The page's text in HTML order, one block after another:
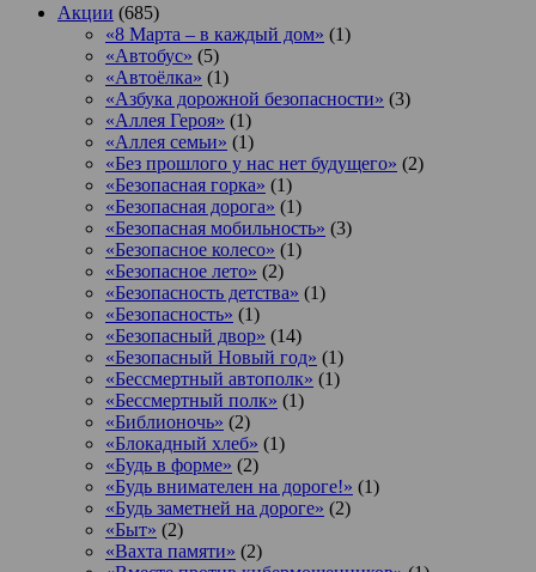
Акции (685)
«8 Марта – в каждый дом» (1)
«Автобус» (5)
«Автоёлка» (1)
«Азбука дорожной безопасности» (3)
«Аллея Героя» (1)
«Аллея семьи» (1)
«Без прошлого у нас нет будущего» (2)
«Безопасная горка» (1)
«Безопасная дорога» (1)
«Безопасная мобильность» (3)
«Безопасное колесо» (1)
«Безопасное лето» (2)
«Безопасность детства» (1)
«Безопасность» (1)
«Безопасный двор» (14)
«Безопасный Новый год» (1)
«Бессмертный автополк» (1)
«Бессмертный полк» (1)
«Библионочь» (2)
«Блокадный хлеб» (1)
«Будь в форме» (2)
«Будь внимателен на дороге!» (1)
«Будь заметней на дороге» (2)
«Быт» (2)
«Вахта памяти» (2)